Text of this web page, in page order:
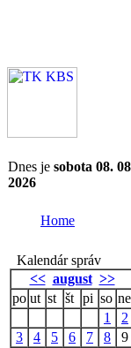
Dnes je sobota 08.
2026
Home
Kalendár správ
<< august >>
po ut st št pi so ne
1
2
3
4 5 6 7 8
9